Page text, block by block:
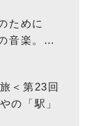
ために
音楽。冥
ート
＜第23回
の「駅」